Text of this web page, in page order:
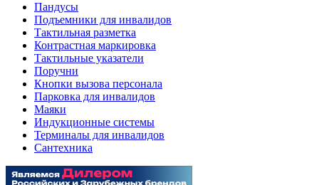
Пандусы
Подъемники для инвалидов
Тактильная разметка
Контрастная маркировка
Тактильные указатели
Поручни
Кнопки вызова персонала
Парковка для инвалидов
Маяки
Индукционные системы
Терминалы для инвалидов
Сантехника